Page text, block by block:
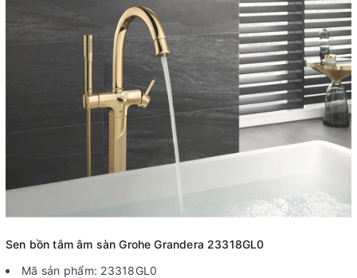
Sen bồn tắm âm sàn Grohe Grandera 23318GL0
Mã sản phẩm: 23318GL0